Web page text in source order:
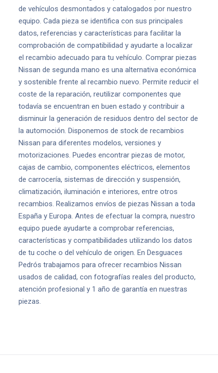
de vehículos desmontados y catalogados por nuestro
equipo. Cada pieza se identifica con sus principales
datos, referencias y características para facilitar la
comprobación de compatibilidad y ayudarte a localizar
el recambio adecuado para tu vehículo. Comprar piezas
Nissan de segunda mano es una alternativa económica
y sostenible frente al recambio nuevo. Permite reducir el
coste de la reparación, reutilizar componentes que
todavía se encuentran en buen estado y contribuir a
disminuir la generación de residuos dentro del sector de
la automoción. Disponemos de stock de recambios
Nissan para diferentes modelos, versiones y
motorizaciones. Puedes encontrar piezas de motor,
cajas de cambio, componentes eléctricos, elementos
de carrocería, sistemas de dirección y suspensión,
climatización, iluminación e interiores, entre otros
recambios. Realizamos envíos de piezas Nissan a toda
España y Europa. Antes de efectuar la compra, nuestro
equipo puede ayudarte a comprobar referencias,
características y compatibilidades utilizando los datos
de tu coche o del vehículo de origen. En Desguaces
Pedrós trabajamos para ofrecer recambios Nissan
usados de calidad, con fotografías reales del producto,
atención profesional y 1 año de garantía en nuestras
piezas.